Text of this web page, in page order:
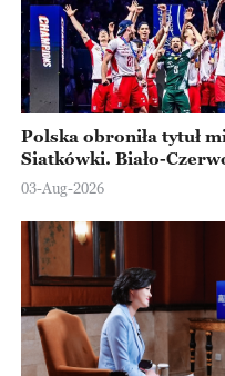
Polska obroniła tytuł
Siatkówki. Biało-
Ningbo
03-Aug-2026